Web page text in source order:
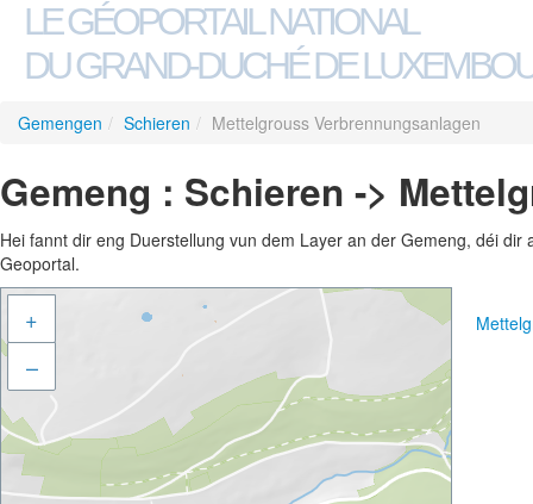
LE GÉOPORTAIL NATIONAL
DU GRAND-DUCHÉ DE
Gemengen / Schieren / Mettelgrouss Verbrennungsanlagen
Gemeng : Schieren ->
Hei fannt dir eng Duerstellung vun dem Layer an der Gemeng, déi
Geoportal.
+
–